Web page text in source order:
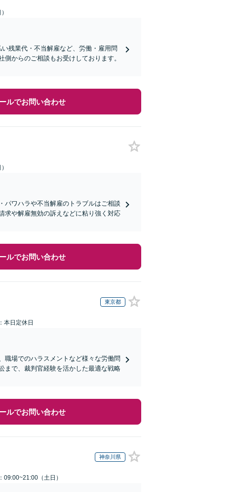
残業代・不当解雇など、労働・雇用問
からのご相談もお受けしております。
ルでお問い合わせ
パワハラや不当解雇のトラブルはご相談
求や解雇無効の訴えなどに粘り強く対応
ルでお問い合わせ
東京都
本日定休日
職場でのハラスメントなど様々な労働問
まで、裁判官経験を活かした最適な戦略
ルでお問い合わせ
神奈川県
09:00~21:00（土日）